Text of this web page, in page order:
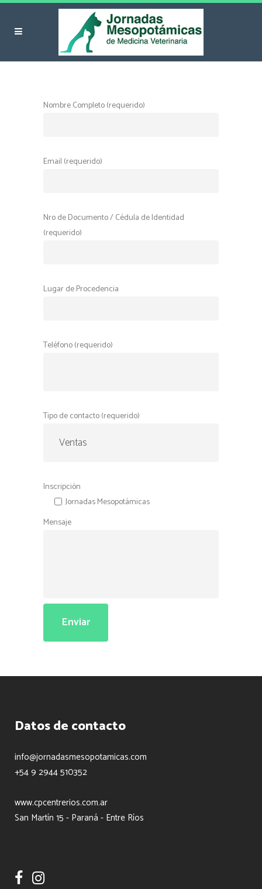
Nombre Completo (requerido)
Email (requerido)
Nro de Documento / Cédula de Identidad
(requerido)
Lugar de Procedencia
Teléfono (requerido)
Tipo de contacto (requerido)
Inscripción
Jornadas Mesopotámicas
Mensaje
Datos de contacto
info@jornadasmesopotamicas.com
+54 9 2944 510352
www.cpcentrerios.com.ar
San Martín 15 - Paraná - Entre Ríos